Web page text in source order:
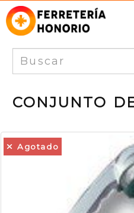
CONJUNTO
Agotado